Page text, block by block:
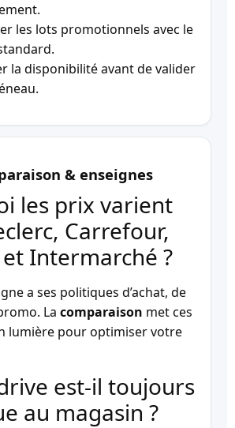
les lots promotionnels avec le
la disponibilité avant de valider
& enseignes
les prix varient
Carrefour,
Intermarché ?
a ses politiques d’achat, de
La comparaison met ces
lumière pour optimiser votre
est-il toujours
au magasin ?